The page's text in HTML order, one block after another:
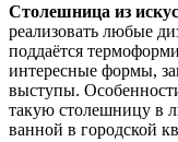
Столешница из
реализовать любые
поддаётся
интересные формы,
выступы.
такую столешницу в
ванной в городской